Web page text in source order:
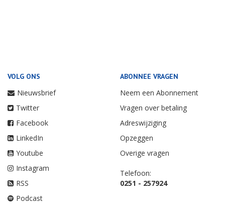
VOLG ONS
Nieuwsbrief
Twitter
Facebook
LinkedIn
Youtube
Instagram
RSS
Podcast
ABONNEE VRAGEN
Neem een Abonnement
Vragen over betaling
Adreswijziging
Opzeggen
Overige vragen
Telefoon:
0251 - 257924